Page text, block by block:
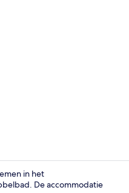
in het
De accommodatie